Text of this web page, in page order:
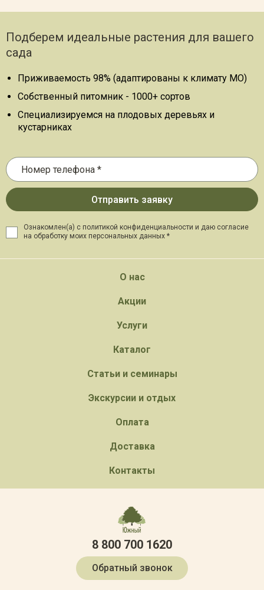
Подберем идеальные растения для вашего
сада
Приживаемость 98% (адаптированы к климату МО)
Собственный питомник - 1000+ сортов
Специализируемся на плодовых деревьях и
кустарниках
Ознакомлен(а) с политикой конфиденциальности и даю согласие
на обработку моих персональных данных *
О нас
Акции
Услуги
Каталог
Статьи и семинары
Экскурсии и отдых
Оплата
Доставка
Контакты
8 800 700 1620
Обратный звонок